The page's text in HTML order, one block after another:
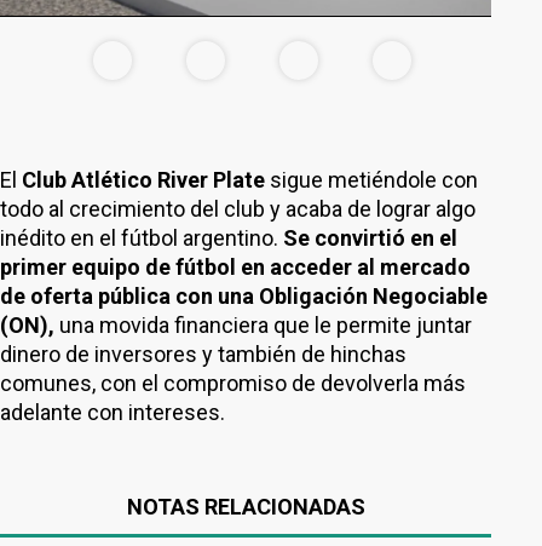
El Club Atlético River Plate sigue metiéndole con
todo al crecimiento del club y acaba de lograr algo
inédito en el fútbol argentino. Se convirtió en el
primer equipo de fútbol en acceder al mercado
de oferta pública con una Obligación Negociable
(ON), una movida financiera que le permite juntar
dinero de inversores y también de hinchas
comunes, con el compromiso de devolverla más
adelante con intereses.
NOTAS RELACIONADAS